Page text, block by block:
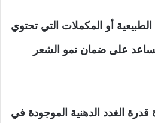
أو المكملات التي تحتوي
على ضمان نمو الشعر
الغدد الدهنية الموجودة في